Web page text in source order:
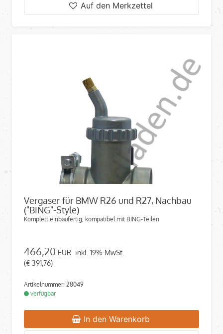
Auf den Merkzettel
Vergaser für BMW R26 und R27, Nachbau
("BING"-Style)
Komplett einbaufertig, kompatibel mit BING-Teilen
466,20 EUR inkl. 19% MwSt.
(€ 391,76)
Artikelnummer: 28049
verfügbar
In den Warenkorb